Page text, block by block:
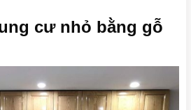
cư nhỏ bằng gỗ